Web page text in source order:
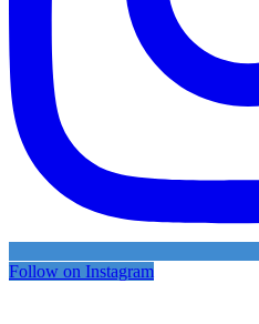
Follow on Instagram